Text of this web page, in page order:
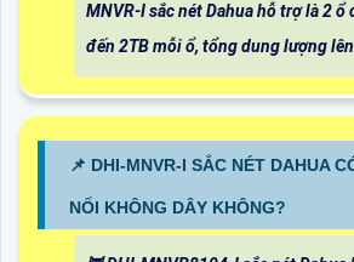
MNVR-I sắc nét Dahua hỗ trợ là 2 ổ
đến 2TB mỗi ổ, tổng dung lượng
📌 DHI-MNVR-I SẮC NÉT DAHUA
NỐI KHÔNG DÂY KHÔNG?